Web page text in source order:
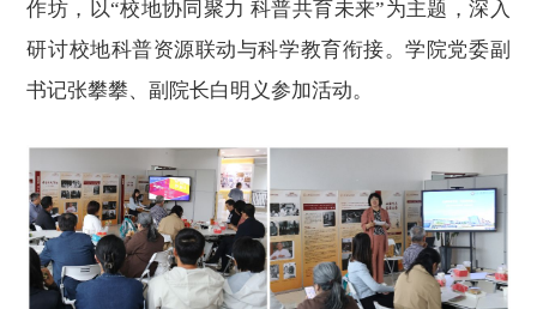
作坊，以“校地协同聚力 科普共育未来”为主题，深入
研讨校地科普资源联动与科学教育衔接。学院党委副
书记张攀攀、副院长白明义参加活动。